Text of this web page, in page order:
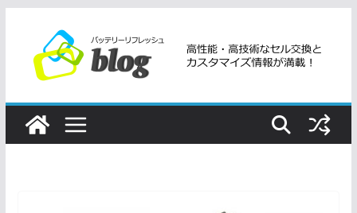
ツ